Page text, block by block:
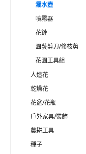
灑水壺
噴霧器
花鏟
園藝剪刀/修枝剪
花園工具組
人造花
乾燥花
花盆/花瓶
戶外家具/裝飾
農耕工具
種子